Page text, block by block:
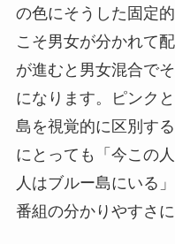
の色にそうした固定
こそ男女が分かれて
が進むと男女混合で
になります。ピンク
島を視覚的に区別す
にとっても「今この
人はブルー島にいる
番組の分かりやすさ